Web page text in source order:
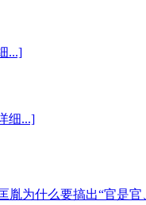
...]
细...]
胤为什么要搞出“官是